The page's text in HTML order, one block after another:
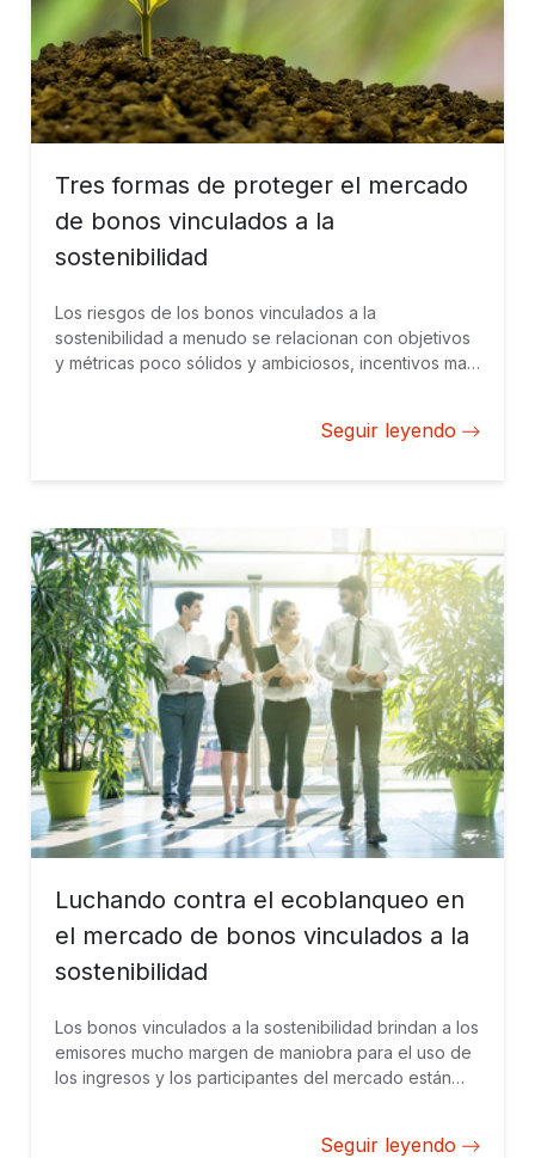
Tres formas de proteger el mercado
de bonos vinculados a la
sostenibilidad
Los riesgos de los bonos vinculados a la
sostenibilidad a menudo se relacionan con objetivos
y métricas poco sólidos y ambiciosos, incentivos mal
Seguir leyendo
Luchando contra el ecoblanqueo en
el mercado de bonos vinculados a la
sostenibilidad
Los bonos vinculados a la sostenibilidad brindan a los
emisores mucho margen de maniobra para el uso de
los ingresos y los participantes del mercado están
Seguir leyendo